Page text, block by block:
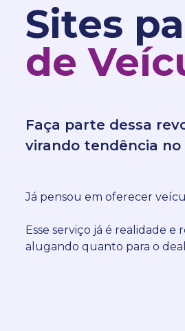
Sites
de
Faça parte dessa
virando tendência
Já pensou em oferecer
Esse serviço já é realidade
alugando quanto para o